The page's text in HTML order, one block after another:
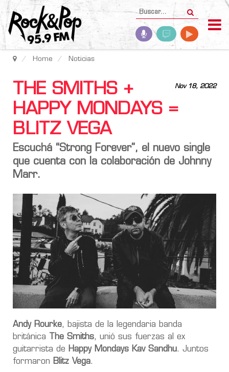
Home Noticias
Nov 18, 2022
THE SMITHS +
HAPPY MONDAYS =
BLITZ VEGA
Escuchá “Strong Forever”, el nuevo single
que cuenta con la colaboración de Johnny
Marr.
Andy Rourke, bajista de la legendaria banda
británica
The Smiths, unió sus fuerzas al ex
guitarrista de Happy Mondays Kav Sandhu. Juntos
formaron Blitz Vega.